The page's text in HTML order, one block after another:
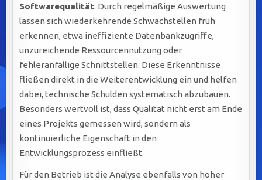
Softwarequalität. Durch regelmäßige Auswertung
lassen sich wiederkehrende Schwachstellen früh
erkennen, etwa ineffiziente Datenbankzugriffe,
unzureichende Ressourcennutzung oder
fehleranfällige Schnittstellen. Diese Erkenntnisse
fließen direkt in die Weiterentwicklung ein und helfen
dabei, technische Schulden systematisch abzubauen.
Besonders wertvoll ist, dass Qualität nicht erst am Ende
eines Projekts gemessen wird, sondern als
kontinuierliche Eigenschaft in den
Entwicklungsprozess einfließt.
Für den Betrieb ist die Analyse ebenfalls von hoher